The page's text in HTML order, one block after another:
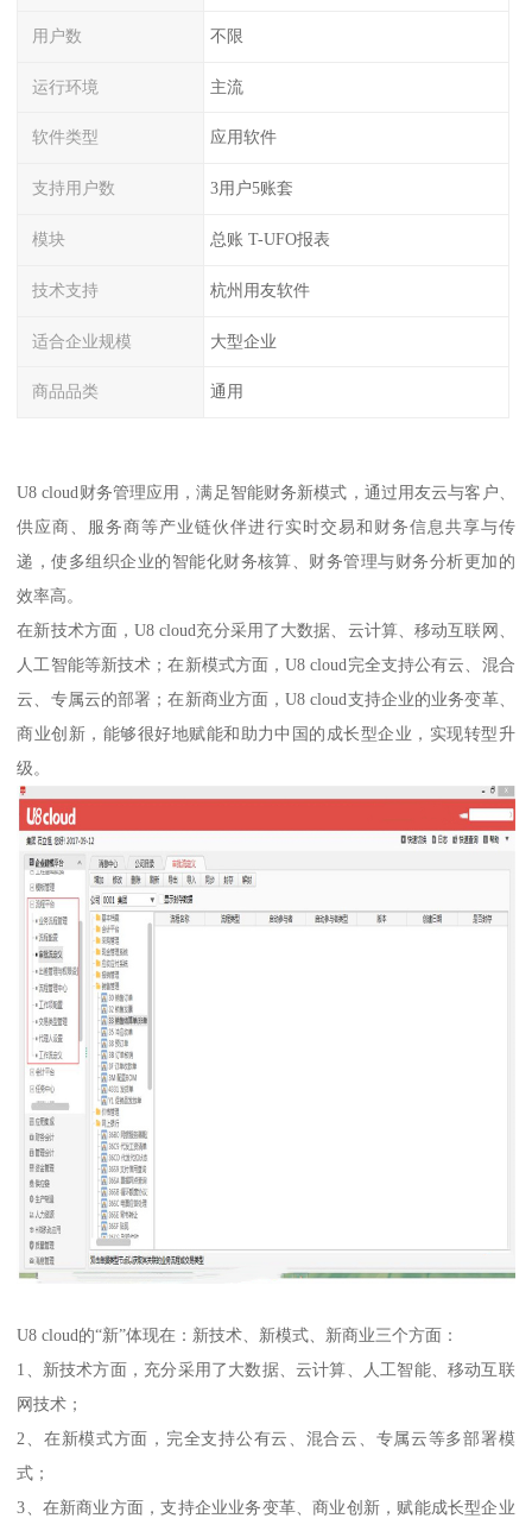
用户数 不限
运行环境 主流
软件类型 应用软件
支持用户数 3用户5账套
模块 总账 T-UFO报表
技术支持 杭州用友软件
适合企业规模 大型企业
商品品类 通用
U8 cloud财务管理应用，满足智能财务新模式，通过用友云与客户、
供应商、服务商等产业链伙伴进行实时交易和财务信息共享与传
递，使多组织企业的智能化财务核算、财务管理与财务分析更加的
效率高。
在新技术方面，U8 cloud充分采用了大数据、云计算、移动互联网、
人工智能等新技术；在新模式方面，U8 cloud完全支持公有云、混合
云、专属云的部署；在新商业方面，U8 cloud支持企业的业务变革、
商业创新，能够很好地赋能和助力中国的成长型企业，实现转型升
级。
U8 cloud的“新”体现在：新技术、新模式、新商业三个方面：
1、新技术方面，充分采用了大数据、云计算、人工智能、移动互联
网技术；
2、在新模式方面，完全支持公有云、混合云、专属云等多部署模
式；
3、在新商业方面，支持企业业务变革、商业创新，赋能成长型企业